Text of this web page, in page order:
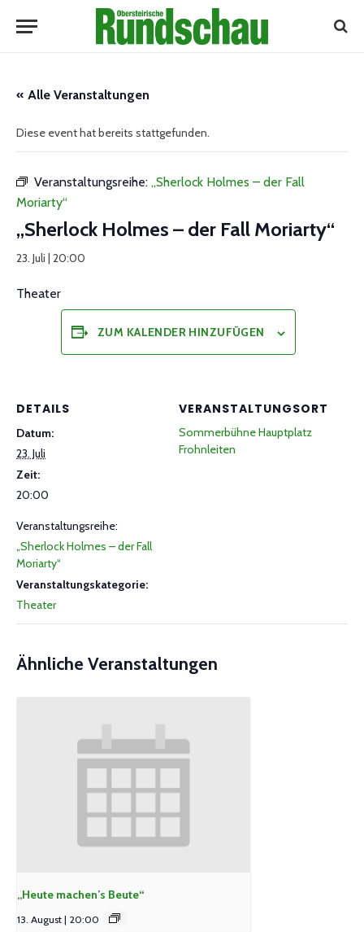
« Alle Veranstaltungen
Diese event hat bereits stattgefunden.
Veranstaltungsreihe: „Sherlock Holmes – der Fall
Moriarty“
„Sherlock Holmes – der Fall Moriarty“
23. Juli | 20:00
Theater
ZUM KALENDER HINZUFÜGEN
DETAILS
Datum:
23. Juli
Zeit:
20:00
Veranstaltungsreihe:
„Sherlock Holmes – der Fall
Moriarty“
Veranstaltungskategorie:
Theater
VERANSTALTUNGSORT
Sommerbühne Hauptplatz
Frohnleiten
Ähnliche Veranstaltungen
„Heute machen’s Beute“
13. August | 20:00